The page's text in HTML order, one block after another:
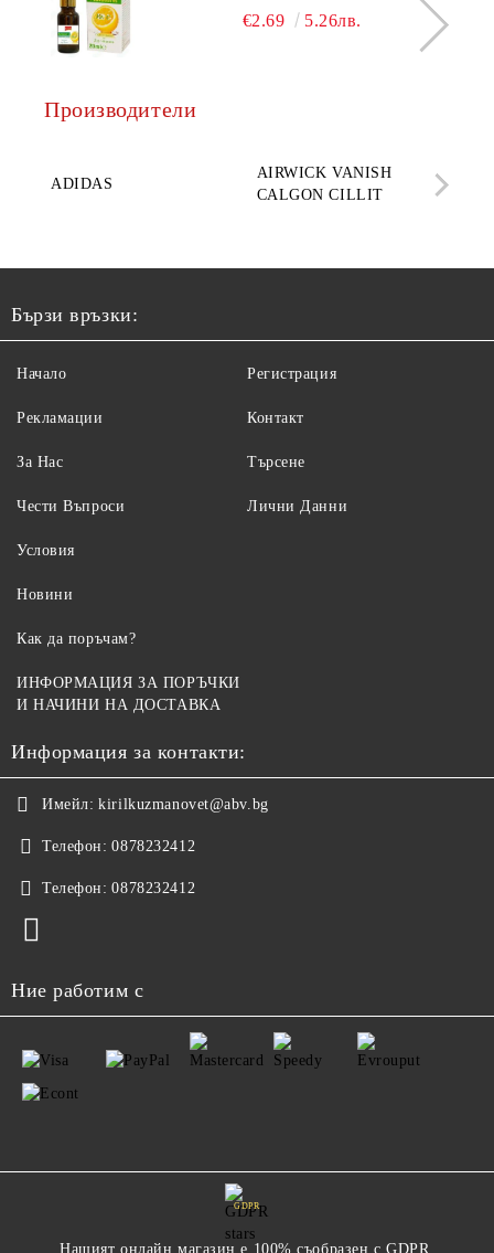
€2.69 5.26лв.
Производители
ADIDAS
AIRWICK VANISH
CALGON CILLIT
Бързи връзки:
Начало
Рекламации
За Нас
Чести Въпроси
Регистрация
Контакт
Търсене
Лични Данни
Условия
Новини
Как да поръчам?
ИНФОРМАЦИЯ ЗА ПОРЪЧКИ
И НАЧИНИ НА ДОСТАВКА
Информация за контакти:
Имейл: kirilkuzmanovet@abv.bg
Телефон: 0878232412
Телефон: 0878232412
Ние работим с
GDPR
Нашият онлайн магазин е 100% съобразен с GDPR.